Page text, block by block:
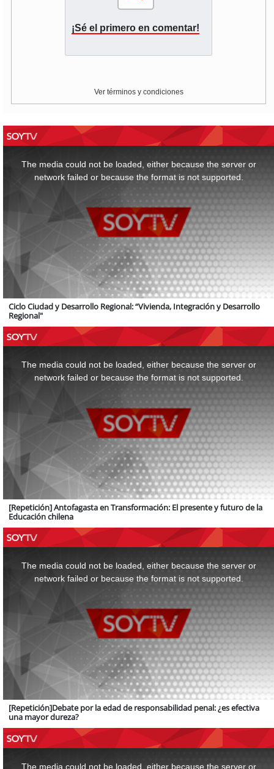
¡Sé el primero en comentar!
Ver términos y condiciones
The media could not be loaded, either because the server or
network failed or because the format is not supported.
Ciclo Ciudad y Desarrollo Regional: “Vivienda, Integración y Desarrollo
Regional"
The media could not be loaded, either because the server or
network failed or because the format is not supported.
[Repetición] Antofagasta en Transformación: El presente y futuro de la
Educación chilena
The media could not be loaded, either because the server or
network failed or because the format is not supported.
[Repetición]Debate por la edad de responsabilidad penal: ¿es efectiva
una mayor dureza?
The media could not be loaded, either because the server or